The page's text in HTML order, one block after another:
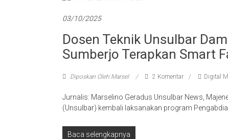
03/10/2025
Dosen Teknik Unsulbar
Sumberjo Terapkan Smart
Diposkan Oleh:Marsel 2 Komentar Digital
Jurnalis: Marselino Geradus Unsulbar News,
(Unsulbar) kembali laksanakan program
Baca selengkapnya